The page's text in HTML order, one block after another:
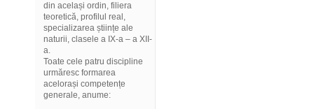
din același ordin, filiera
teoretică, profilul real,
specializarea științe ale
naturii, clasele a IX-a – a XII-
a.
Toate cele patru discipline
urmăresc formarea
acelorași competențe
generale, anume: